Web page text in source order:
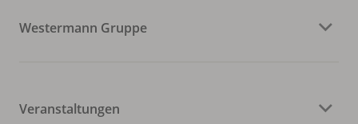
Westermann Gruppe
Veranstaltungen